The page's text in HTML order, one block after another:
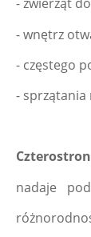
- wnętrz
- częstego
-
nadaje